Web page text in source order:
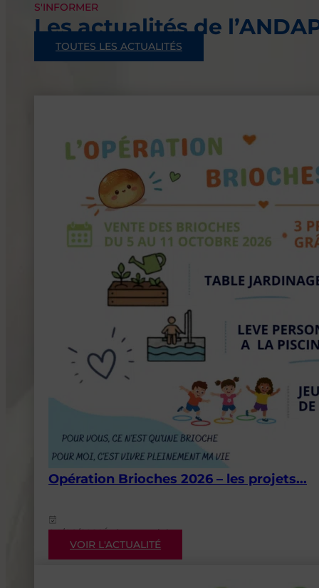
S'INFORMER
Les actualités de
TOUTES LES ACTUALITÉS
Opération Brioches 2026 – les projets...
04/08/2026Événementiels
VOIR L'ACTUALITÉ